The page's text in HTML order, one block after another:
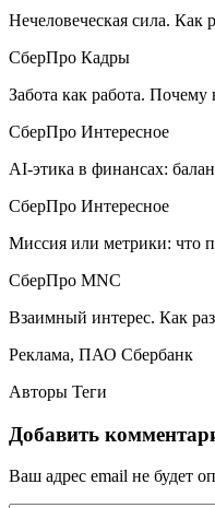
Нечеловеческая сила. Как
СберПро Кадры
Забота как работа.
СберПро Интересное
AI-этика в финансах:
СберПро Интересное
Миссия или метрики: что
СберПро MNC
Взаимный интерес. Как
Реклама, ПАО Сбербанк
Авторы Теги
Добавить
Ваш адрес email не будет